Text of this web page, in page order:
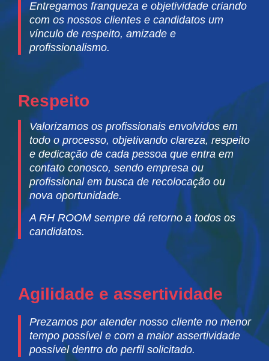
Entregamos franqueza e objetividade criando
com os nossos clientes e candidatos um
vínculo de respeito, amizade e
profissionalismo.
Respeito
Valorizamos os profissionais envolvidos em
todo o processo, objetivando clareza, respeito
e dedicação de cada pessoa que entra em
contato conosco, sendo empresa ou
profissional em busca de recolocação ou
nova oportunidade.
A RH ROOM sempre dá retorno a todos os
candidatos.
Agilidade e assertividade
Prezamos por atender nosso cliente no menor
tempo possível e com a maior assertividade
possível dentro do perfil solicitado.